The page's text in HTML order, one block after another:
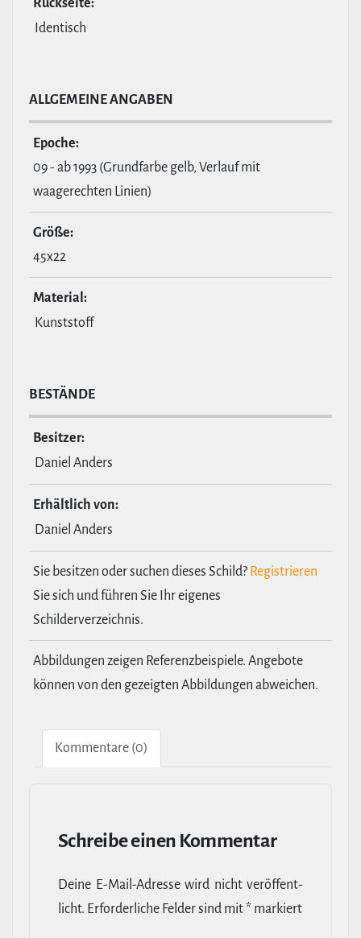
Rückseite:
Identisch
ALL­GE­MEINE ANGABEN
Epoche:
09 - ab 1993 (Grundfarbe gelb, Verlauf mit
waagerechten Linien)
Größe:
45x22
Material:
Kunststoff
BESTÄNDE
Besitzer:
Daniel Anders
Erhält­lich von:
Daniel Anders
Sie besitzen oder suchen dieses Schild? Registrieren
Sie sich und führen Sie Ihr eigenes
Schilderverzeichnis.
Abbildungen zeigen Referenzbeispiele. Angebote
können von den gezeigten Abbildungen abweichen.
Kom­men­tare (0)
Schreibe einen Kommentar
Deine E‑Mail-​Adresse wird nicht ver­öf­fent­
licht. Erfor­der­liche Felder sind mit* markiert